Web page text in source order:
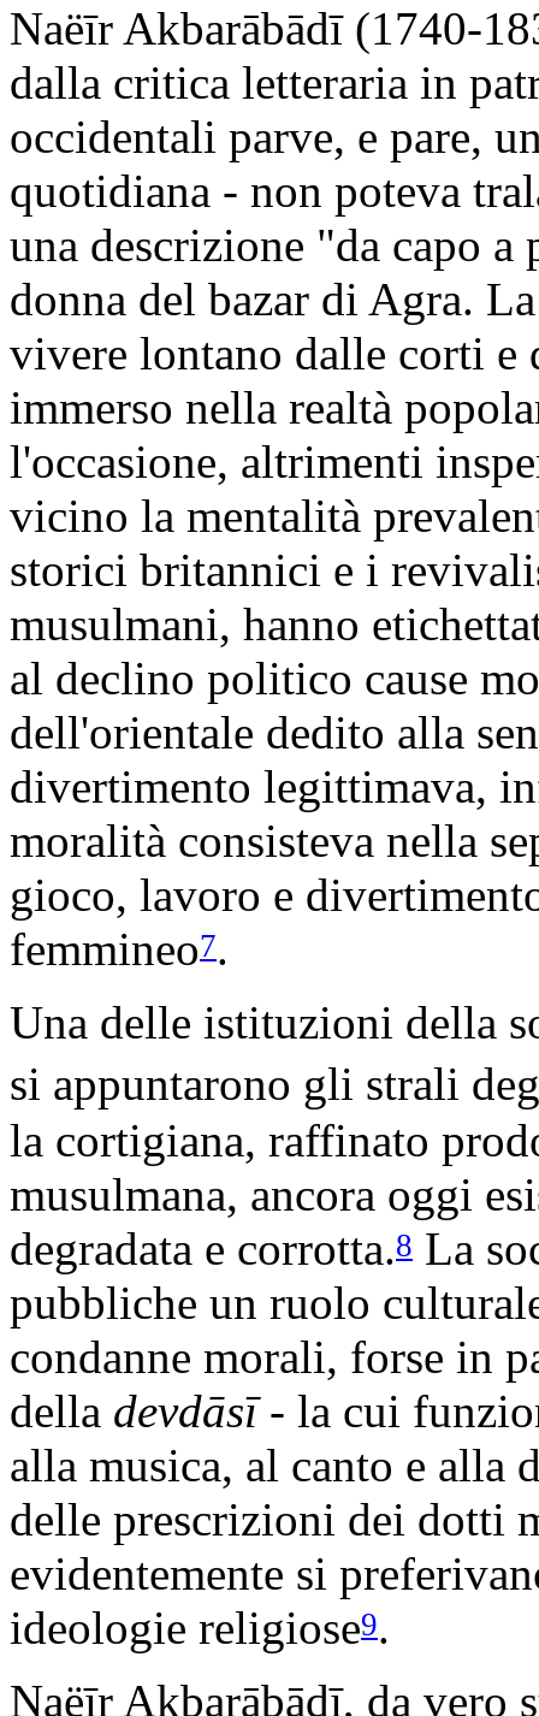
Naëīr Akbarābādī (1740-
dalla critica letteraria in
occidentali parve, e pare,
quotidiana - non poteva
una descrizione "da capo
donna del bazar di Agra.
vivere lontano dalle corti e
immerso nella realtà
l'occasione, altrimenti
vicino la mentalità
storici britannici e i
musulmani, hanno
al declino politico cause
dell'orientale dedito alla
divertimento legittimava,
moralità consisteva nella
gioco, lavoro e
femmineo7.
Una delle istituzioni della
si appuntarono gli strali
la cortigiana, raffinato
musulmana, ancora oggi
degradata e corrotta.8 La
pubbliche un ruolo
condanne morali, forse in
della devdāsī- la cui
alla musica, al canto e alla
delle prescrizioni dei dotti
evidentemente si
ideologie religiose9.
Naëīr Akbarābādī, da vero